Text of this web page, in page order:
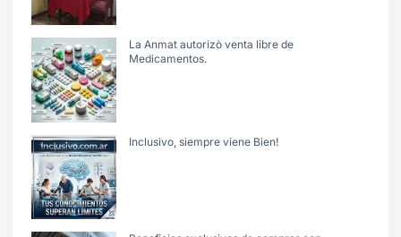
La Anmat autorizò venta libre de
Medicamentos.
Inclusivo, siempre viene Bien!